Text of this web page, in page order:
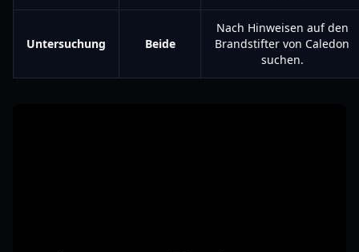
Untersuchung Beide
Nach Hinweisen auf den
Brandstifter von Caledon
suchen.